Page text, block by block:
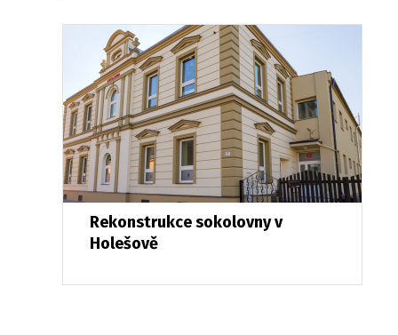
Rekonstrukce sokolovny v
Holešově